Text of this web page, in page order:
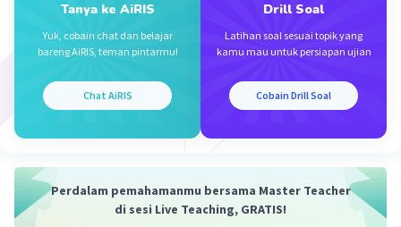
Beri Rating·5.0( Balas
Tanya ke AiRIS
Yuk, cobain chat dan belajar
bareng AiRIS, teman pintarmu!
Chat AiRIS
Drill Soal
Latihan soal sesuai topik yang
kamu mau untuk persiapan ujian
Cobain Drill Soal
Perdalam pemahamanmu bersama Master Teacher
di sesi Live Teaching, GRATIS!